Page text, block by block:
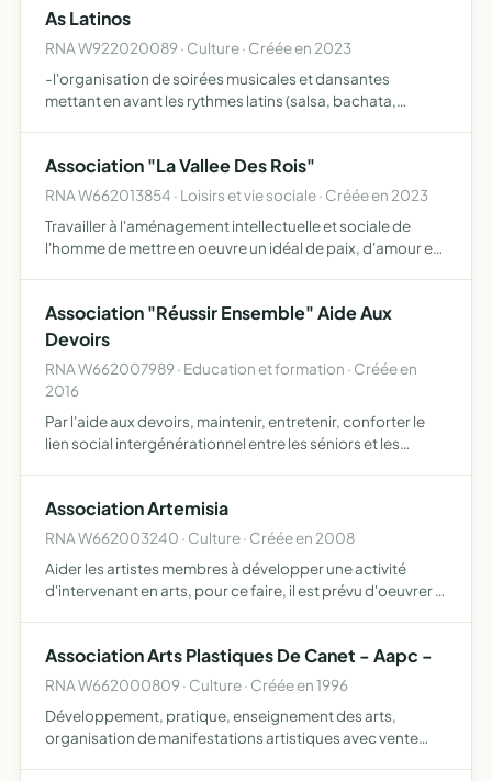
As Latinos
RNA W922020089 · Culture · Créée en 2023
-l'organisation de soirées musicales et dansantes
mettant en avant les rythmes latins (salsa, bachata,
…
Association "La Vallee Des Rois"
RNA W662013854 · Loisirs et vie sociale · Créée en 2023
Travailler à l'aménagement intellectuelle et sociale de
l'homme de mettre en oeuvre un idéal de paix, d'amour et
Association "Réussir Ensemble" Aide Aux
Devoirs
RNA W662007989 · Education et formation · Créée en
2016
Par l'aide aux devoirs, maintenir, entretenir, conforter le
lien social intergénérationnel entre les séniors et les
Association Artemisia
RNA W662003240 · Culture · Créée en 2008
Aider les artistes membres à développer une activité
d'intervenant en arts, pour ce faire, il est prévu d'oeuvrer à
Association Arts Plastiques De Canet - Aapc -
RNA W662000809 · Culture · Créée en 1996
Développement, pratique, enseignement des arts,
organisation de manifestations artistiques avec vente